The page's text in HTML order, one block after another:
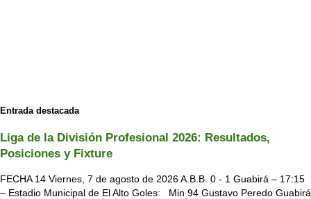
Entrada destacada
Liga de la División Profesional 2026: Resultados,
Posiciones y Fixture
FECHA 14 Viernes, 7 de agosto de 2026 A.B.B. 0 - 1 Guabirá – 17:15
– Estadio Municipal de El Alto Goles: Min 94 Gustavo Peredo Guabirá